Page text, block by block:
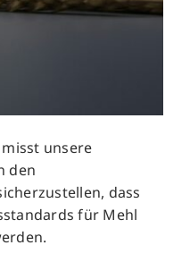
unsere
den
dass
für Mehl